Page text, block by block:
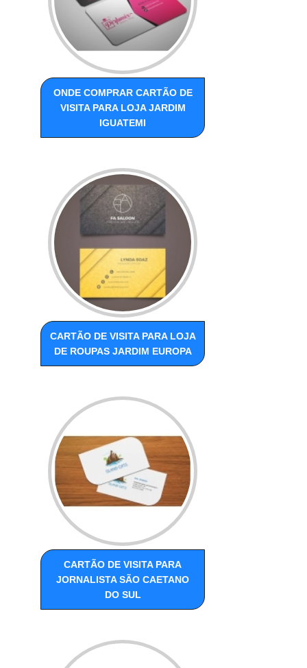
ONDE COMPRAR CARTÃO DE
VISITA PARA LOJA JARDIM
IGUATEMI
CARTÃO DE VISITA PARA LOJA
DE ROUPAS JARDIM EUROPA
CARTÃO DE VISITA PARA
JORNALISTA SÃO CAETANO
DO SUL